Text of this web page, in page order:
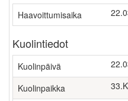
Haavoittumisaika
Kuolintiedot
Kuolinpäivä
Kuolinpaikka